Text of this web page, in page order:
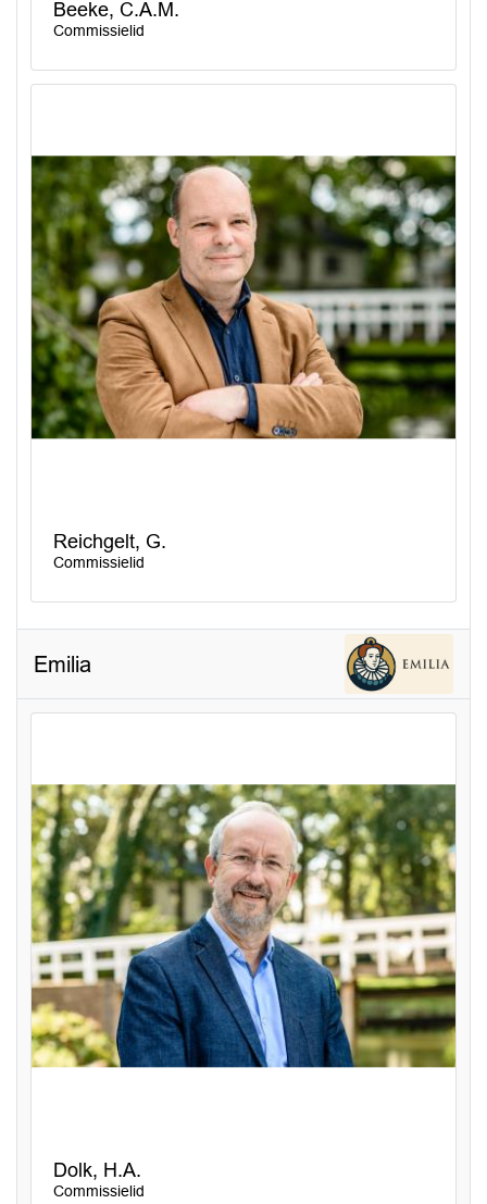
Beeke, C.A.M.
Commissielid
Reichgelt, G.
Commissielid
Emilia
Dolk, H.A.
Commissielid